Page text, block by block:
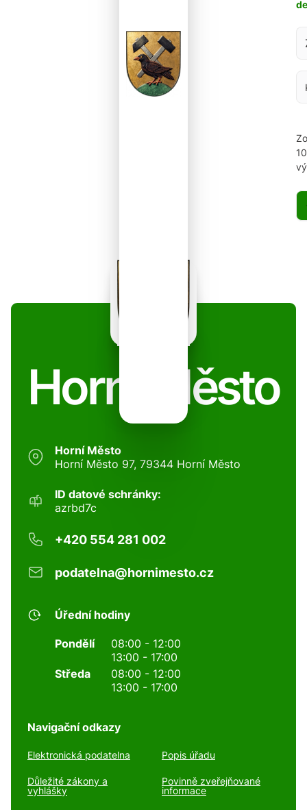
Horní Město
Horní Město
Horní Město 97, 79344 Horní Město
ID datové schránky:
azrbd7c
+420 554 281 002
podatelna@hornimesto.cz
Úřední hodiny
Pondělí
08:00 - 12:00
13:00 - 17:00
Středa
08:00 - 12:00
13:00 - 17:00
Navigační odkazy
Elektronická podatelna Popis úřadu
Důležité zákony a
vyhlášky
Povinně zveřejňované
informace